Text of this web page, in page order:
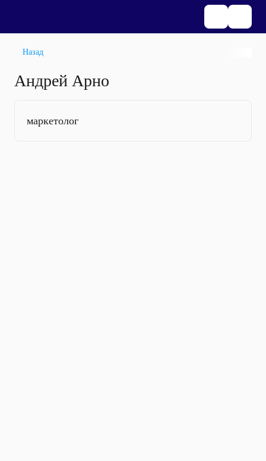
Назад
Андрей Арно
маркетолог